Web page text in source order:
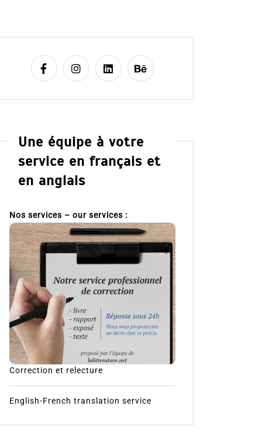
Une équipe à votre
service en français et
en anglais
Nos services – our services :
Correction et relecture
English-French translation service